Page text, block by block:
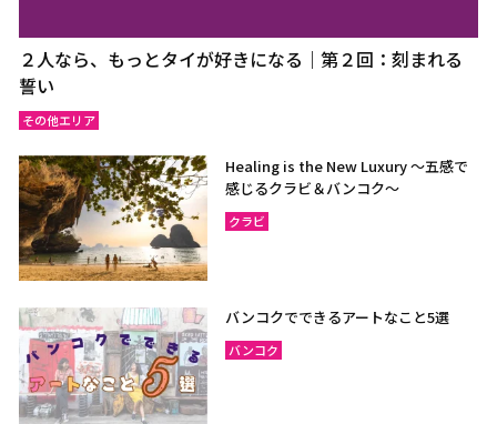
２人なら、もっとタイが好きになる｜第２回：刻まれる
誓い
その他エリア
Healing is the New Luxury ～五感で
感じるクラビ＆バンコク～
クラビ
バンコクでできるアートなこと5選
バンコク